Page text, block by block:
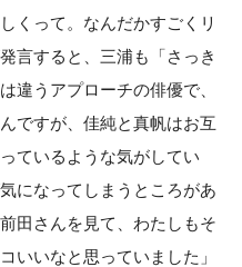
くって。なんだかすごくリ
言すると、三浦も「さっき
違うアプローチの俳優で、
ですが、佳純と真帆はお互
ているような気がしてい
になってしまうところがあ
田さんを見て、わたしもそ
いいなと思っていました」